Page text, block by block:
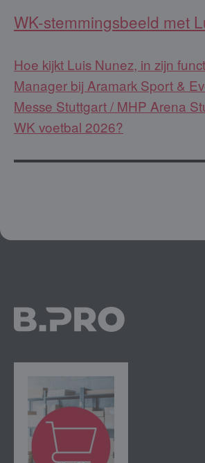
WK-stemmingsbeeld met
Hoe kijkt Luis Nunez, in zijn
Manager bij Aramark Sport &
Messe Stuttgart / MHP Arena
WK voetbal 2026?